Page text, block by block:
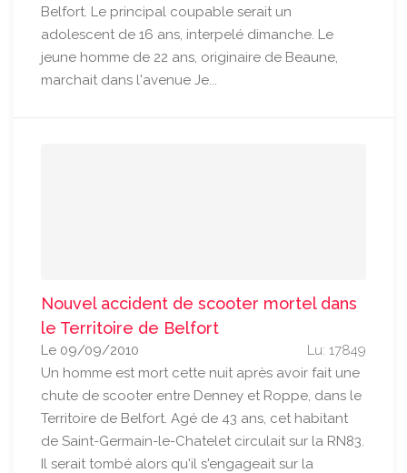
Belfort. Le principal coupable serait un
adolescent de 16 ans, interpelé dimanche. Le
jeune homme de 22 ans, originaire de Beaune,
marchait dans l'avenue Je...
Nouvel accident de scooter mortel dans
le Territoire de Belfort
Lu: 17849
Le 09/09/2010
Un homme est mort cette nuit après avoir fait une
chute de scooter entre Denney et Roppe, dans le
Territoire de Belfort. Agé de 43 ans, cet habitant
de Saint-Germain-le-Chatelet circulait sur la RN83.
Il serait tombé alors qu'il s'engageait sur la